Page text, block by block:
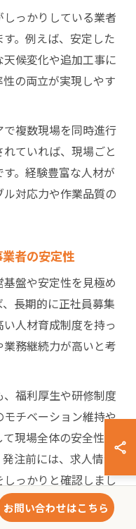
っかりしている業者
。例えば、安定した
候変化や追加工事に
の両立が実現しやす
複数現場を同時進行
ていれば、現場ごと
。経験豊富な人材が
対応力や作業品質の
者の安定性
盤や安定性を見極め
長期的に正社員募集
人材育成制度を持っ
務継続力が高いと考
福利厚生や研修制度
チベーション維持や
現場全体の安全性や
注前には、求人情報
っかりと確認しまし
お問い合わせはこちら